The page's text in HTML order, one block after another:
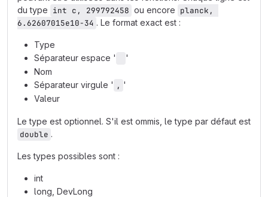
du type int c, 299792458 ou encore planck,
6.62607015e10-34 . Le format exact est :
Type
Séparateur espace '
'
Nom
Séparateur virgule ' , '
Valeur
Le type est optionnel. S'il est ommis, le type par défaut est
double .
Les types possibles sont :
int
long, DevLong